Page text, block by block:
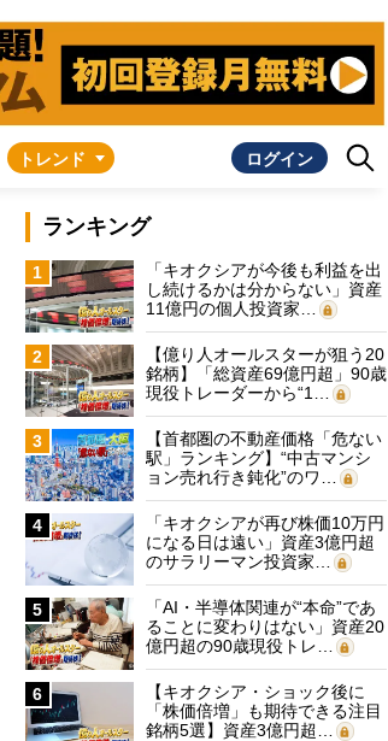
トレンド ログイン
ランキング
1
「キオクシアが今後も利益を出
し続けるかは分からない」資産
11億円の個人投資家…
2
【億り人オールスターが狙う20
銘柄】「総資産69億円超」90歳
現役トレーダーから“1…
3
【首都圏の不動産価格「危ない
駅」ランキング】“中古マンシ
ョン売れ行き鈍化”のワ…
4
「キオクシアが再び株価10万円
になる日は遠い」資産3億円超
のサラリーマン投資家…
5
「AI・半導体関連が“本命”であ
ることに変わりはない」資産20
億円超の90歳現役トレ…
6
【キオクシア・ショック後に
「株価倍増」も期待できる注目
銘柄5選】資産3億円超…